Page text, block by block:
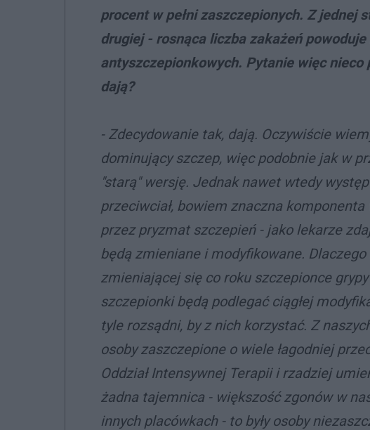
procent w pełni zaszczepionych. Z jednej
drugiej - rosnąca liczba zakażeń
antyszczepionkowych. Pytanie więc
dają?
- Zdecydowanie tak, dają. Oczywiście
dominujący szczep, więc podobnie jak w
"starą" wersję. Jednak nawet wtedy
przeciwciał, bowiem znaczna
przez pryzmat szczepień - jako lekarze
będą zmieniane i modyfikowane.
zmieniającej się co roku szczepionce
szczepionki będą podlegać ciągłej
tyle rozsądni, by z nich korzystać. Z
osoby zaszczepione o wiele łagodniej
Oddział Intensywnej Terapii i rzadziej
żadna tajemnica - większość zgonów w
innych placówkach - to były osoby